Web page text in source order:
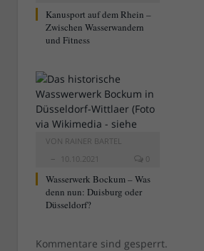
Kanusport auf dem Rhein –
Zwischen Wasserwandern
und Fitness
VON RAINER BARTEL
10.10.2021
0
Wasserwerk Bockum – Was
denn nun: Duisburg oder
Düsseldorf?
Kommentare sind gesperrt.